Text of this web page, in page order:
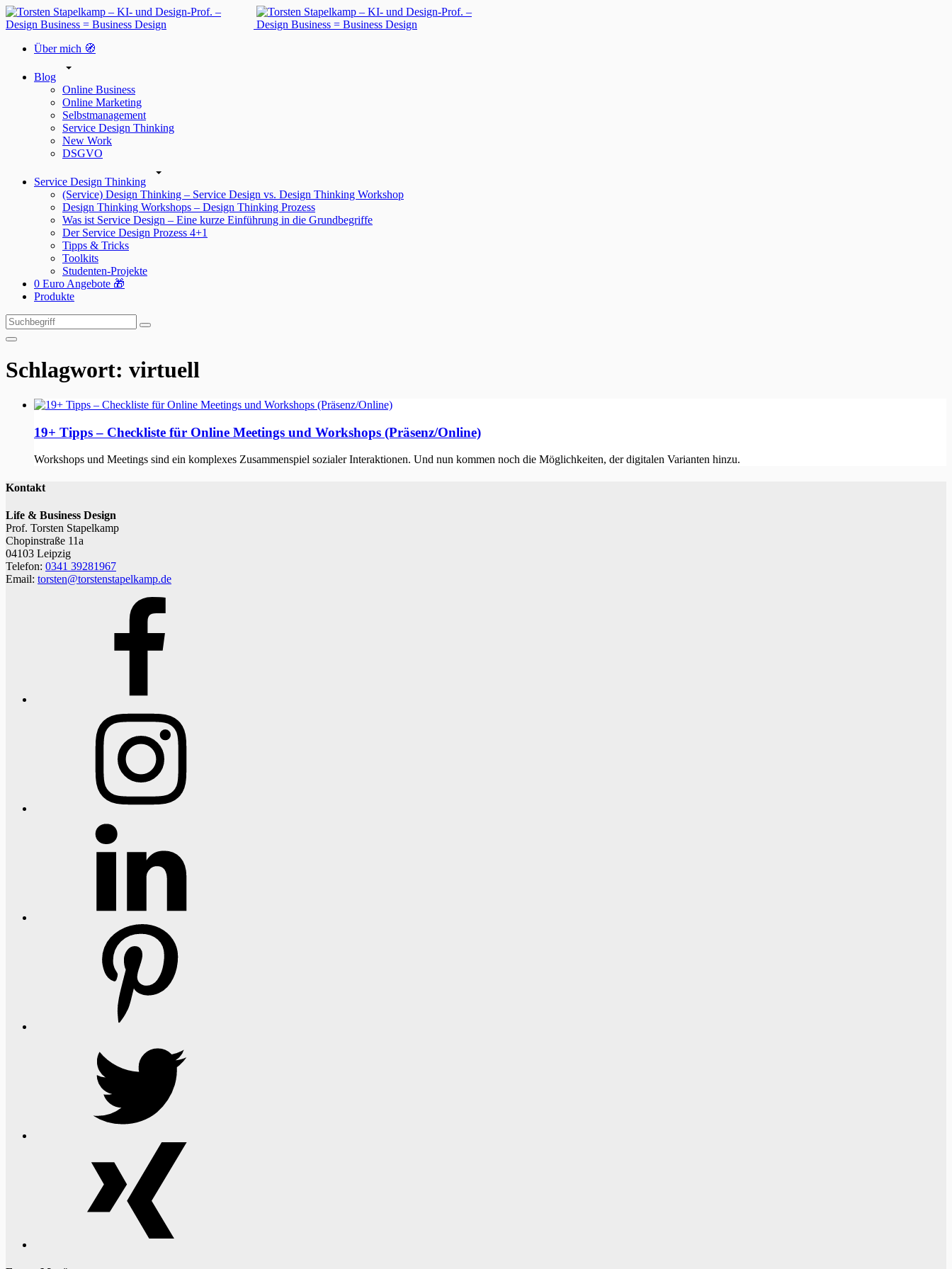
Über mich 🧭
Blog
Online Business
Online Marketing
Selbstmanagement
Service Design Thinking
New Work
DSGVO
Service Design Thinking
(Service) Design Thinking – Service Design vs. Design Thinking Workshop
Design Thinking Workshops – Design Thinking Prozess
Was ist Service Design – Eine kurze Einführung in die Grundbegriffe
Der Service Design Prozess 4+1
Tipps & Tricks
Toolkits
Studenten-Projekte
0 Euro Angebote 🎁
Produkte
Suchen
nach:
Suchen
Schlagwort: virtuell
19+ Tipps – Checkliste für Online Meetings und Workshops (Präsenz/Online)
Workshops und Meetings sind ein komplexes Zusammenspiel sozialer Interaktionen. Und nun kommen noch die Möglichkeiten, der digitalen Varianten hinzu.
Kontakt
Life & Business Design
Prof. Torsten Stapelkamp
Chopinstraße 11a
04103 Leipzig
Telefon: 0341 39281967
Email: torsten@torstenstapelkamp.de